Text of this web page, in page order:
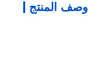
وصف المنتج